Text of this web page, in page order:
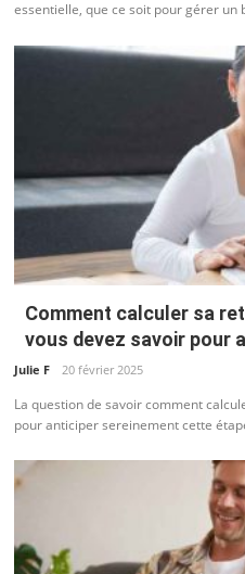
essentielle, que ce soit pour gérer un
Comment calculer sa
vous devez savoir pour
Julie F 20 février 2025
La question de savoir comment
pour anticiper sereinement cette